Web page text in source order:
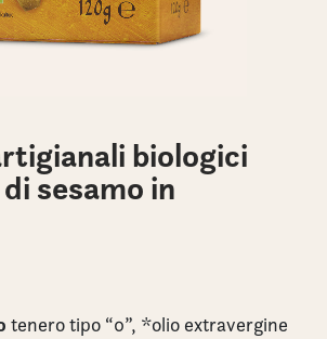
biologici
sesamo in
tenero tipo “0”, *olio extravergine